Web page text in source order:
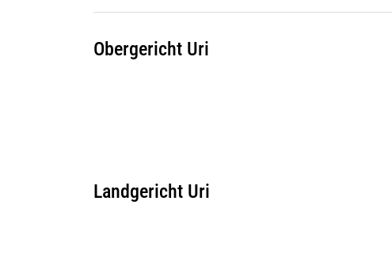
Obergericht Uri
Landgericht Uri